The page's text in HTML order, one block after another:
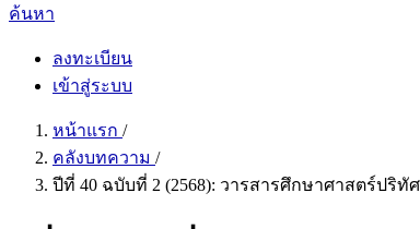
ค้นหา
ลงทะเบียน
เข้าสู่ระบบ
หน้าแรก /
คลังบทความ /
ปีที่ 40 ฉบับที่ 2 (2568): วารสารศึกษาศาสตร์ปริทั